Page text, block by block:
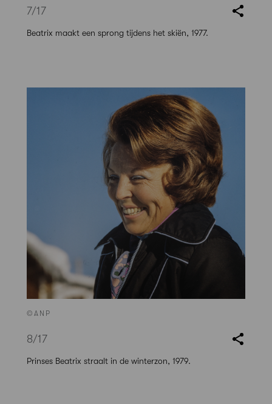
7/17
Beatrix maakt een sprong tijdens het skiën, 1977.
©ANP
8/17
Prinses Beatrix straalt in de winterzon, 1979.